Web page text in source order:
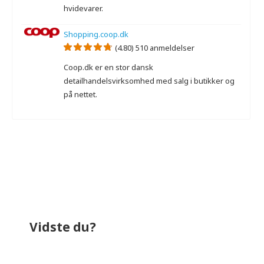
hvidevarer.
Shopping.coop.dk
(4.80) 510 anmeldelser
Coop.dk er en stor dansk
detailhandelsvirksomhed med salg i butikker og
på nettet.
Vidste du?